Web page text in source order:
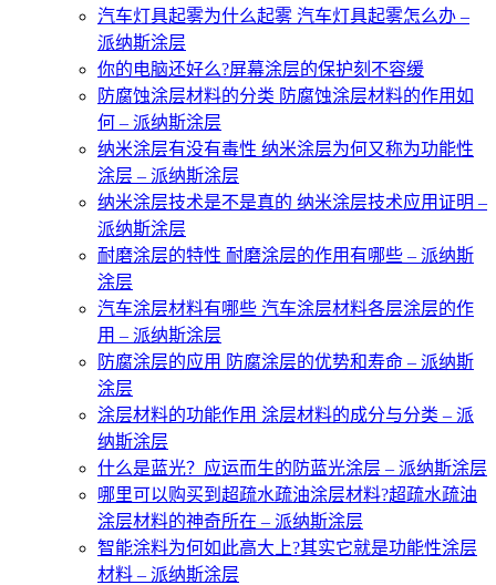
汽车灯具起雾为什么起雾 汽车灯具起雾怎么办 –
派纳斯涂层
你的电脑还好么?屏幕涂层的保护刻不容缓
防腐蚀涂层材料的分类 防腐蚀涂层材料的作用如
何 – 派纳斯涂层
纳米涂层有没有毒性 纳米涂层为何又称为功能性
涂层 – 派纳斯涂层
纳米涂层技术是不是真的 纳米涂层技术应用证明 –
派纳斯涂层
耐磨涂层的特性 耐磨涂层的作用有哪些 – 派纳斯
涂层
汽车涂层材料有哪些 汽车涂层材料各层涂层的作
用 – 派纳斯涂层
防腐涂层的应用 防腐涂层的优势和寿命 – 派纳斯
涂层
涂层材料的功能作用 涂层材料的成分与分类 – 派
纳斯涂层
什么是蓝光？应运而生的防蓝光涂层 – 派纳斯涂层
哪里可以购买到超疏水疏油涂层材料?超疏水疏油
涂层材料的神奇所在 – 派纳斯涂层
智能涂料为何如此高大上?其实它就是功能性涂层
材料 – 派纳斯涂层